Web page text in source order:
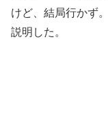
けど、結局行かず
説明した。